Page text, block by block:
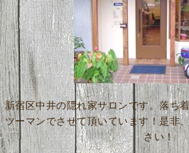
新宿区中井の隠れ家サロンです。落ち
ツーマンでさせて頂いています！是非
さい！